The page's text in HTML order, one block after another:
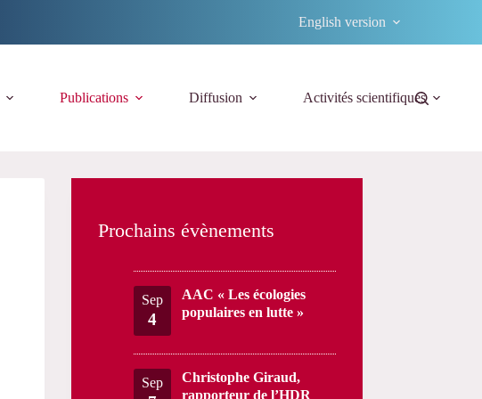
English version
Publications Diffusion Activités scientifiques
Prochains évènements
Sep
4
AAC « Les écologies
populaires en lutte »
Sep
Christophe Giraud,
rapporteur de l’HDR